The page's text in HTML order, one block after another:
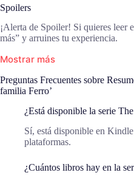
Spoilers
¡Alerta de Spoiler! Si quieres leer
más” y arruines tu experiencia.
Mostrar más
Preguntas Frecuentes sobre
familia Ferro’
¿Está disponible la serie
Sí, está disponible en
plataformas.
¿Cuántos libros hay en la